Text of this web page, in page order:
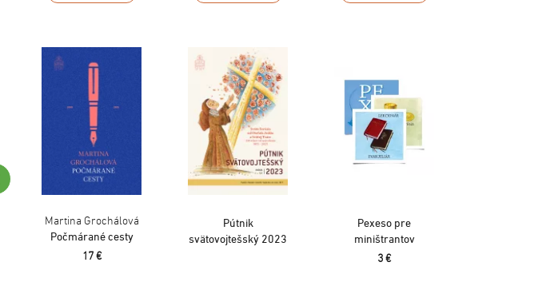
Martina Grochálová
Počmárané cesty
17 €
Pútnik
svätovojtešský 2023
Pexeso pre
miništrantov
3 €